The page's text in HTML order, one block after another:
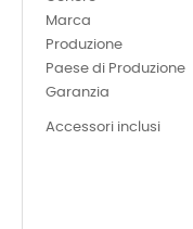
Marca
Produzione
Paese di Produzione
Garanzia
Accessori inclusi